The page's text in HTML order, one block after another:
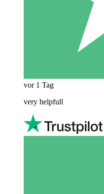
vor 1 Tag
very helpfull